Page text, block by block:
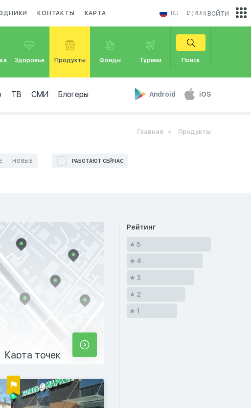
КОНТАКТЫ КАРТА RU ₽ (RUB)
Здоровье Продукты Фонды Туризм Поиск
ТВ СМИ Блогеры Android iOS
войти
Главная Продукты
НОВЫЕ РАБОТАЮТ СЕЙЧАС
Карта точек
Рейтинг
5
4
3
2
1